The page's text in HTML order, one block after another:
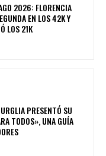
2026: FLORENCIA
EN LOS 42K Y
LOS 21K
PRESENTÓ SU
TODOS», UNA GUÍA